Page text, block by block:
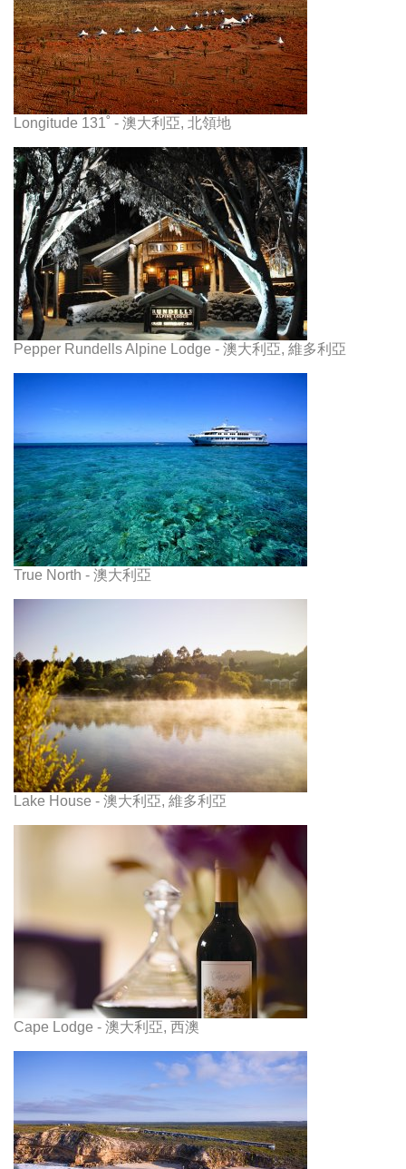
Longitude 131˚ - 澳大利亞, 北領地
Pepper Rundells Alpine Lodge - 澳大利亞, 維多利亞
True North - 澳大利亞
Lake House - 澳大利亞, 維多利亞
Cape Lodge - 澳大利亞, 西澳